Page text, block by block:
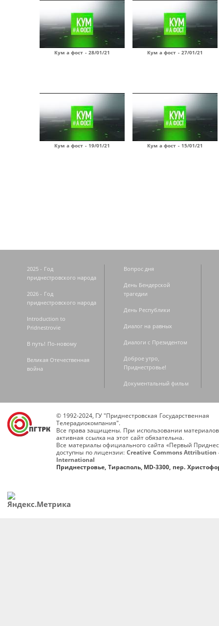
Кум а фост - 28/01/21 Кум а фост - 27/01/21
Кум а фост - 19/01/21 Кум а фост - 15/01/21
2025 - Год
приднестровского народа
2026 - Год
приднестровского народа
Introduction to
Pridnestrovie
В путь! По-новому
Великая Отечественная
война
Вопрос дня
День Бендерской
трагедии
День Республики
Диалог на равных
Диалоги с Президентом
Доброе утро,
Приднестровье!
Документальный фильм
© 1992-2024, ГУ "Приднестровская Государственная
Телерадиокомпания".
Все права защищены. При использовании
активная ссылка на этот сайт обязательна.
Все материалы официального сайта «Первый
доступны по лицензии: Creative Commons Attribution
International
Приднестровье, Тирасполь, MD-3300, пер.